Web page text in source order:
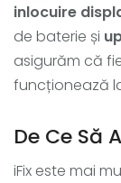
inlocuire
de baterie și
asigurăm că
funcționează
De Ce Să
iFix este mai